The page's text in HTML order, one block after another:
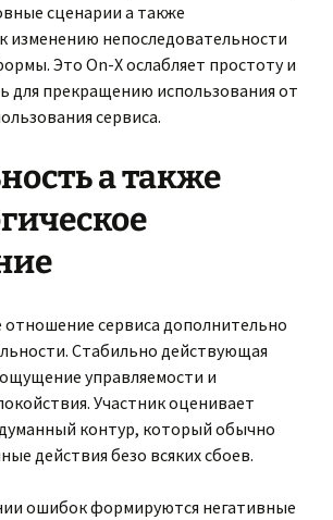
сценарии а также
изменению непоследовательности
Это On-X ослабляет простоту и
для прекращению использования от
сервиса.
а также
отношение сервиса дополнительно
Стабильно действующая
управляемости и
Участник оценивает
контур, который обычно
действия безо всяких сбоев.
ошибок формируются негативные